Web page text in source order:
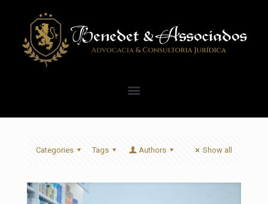
Categories Tags Authors Show all